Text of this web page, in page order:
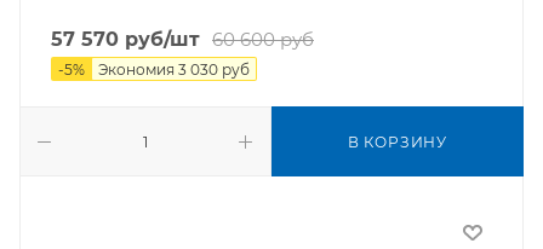
57 570 руб/шт 60 600руб
-5% Экономия 3 030 руб
В КОРЗИНУ